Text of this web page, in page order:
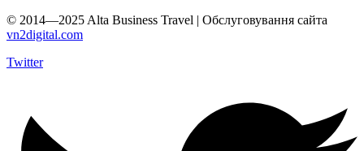
© 2014—2025 Alta Business Travel | Обслуговування сайта
vn2digital.com
Twitter